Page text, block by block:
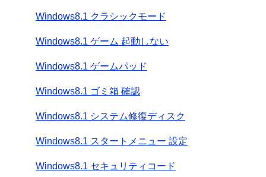
Windows8.1 クラシックモード
Windows8.1 ゲーム 起動しない
Windows8.1 ゲームパッド
Windows8.1 ゴミ箱 確認
Windows8.1 システム修復ディスク
Windows8.1 スタートメニュー 設定
Windows8.1 セキュリティコード